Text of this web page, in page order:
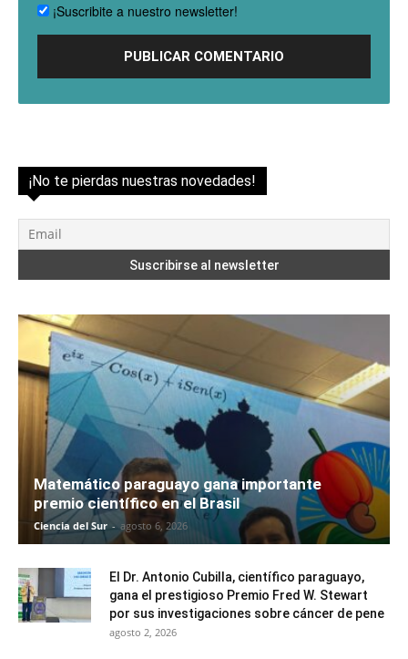
¡Suscribite a nuestro newsletter!
¡No te pierdas nuestras novedades!
Matemático paraguayo gana importante
premio científico en el Brasil
Ciencia del Sur - agosto 6, 2026
El Dr. Antonio Cubilla, científico paraguayo,
gana el prestigioso Premio Fred W. Stewart
por sus investigaciones sobre cáncer de pene
agosto 2, 2026